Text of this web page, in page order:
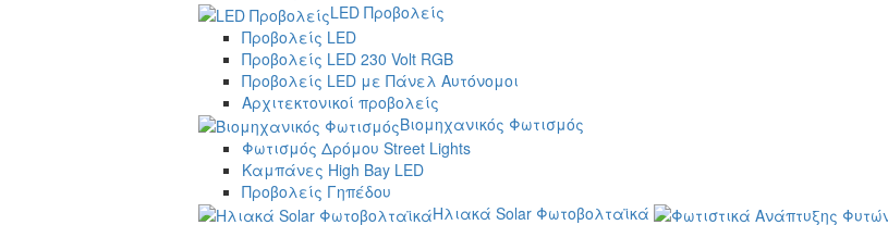
LED Προβολείς
Προβολείς LED
Προβολείς LED 230 Volt RGB
Προβολείς LED με Πάνελ Αυτόνομοι
Αρχιτεκτονικοί προβολείς
Βιομηχανικός Φωτισμός
Φωτισμός Δρόμου Street Lights
Καμπάνες High Bay LED
Προβολείς Γηπέδου
Ηλιακά Solar Φωτοβολταϊκά